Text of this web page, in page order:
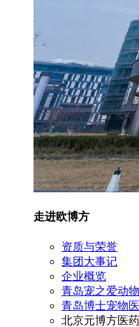
走进欧博方
资质与荣誉
集团大事记
企业概览
青岛宠之爱动
青岛博士宠物
北京元博方医